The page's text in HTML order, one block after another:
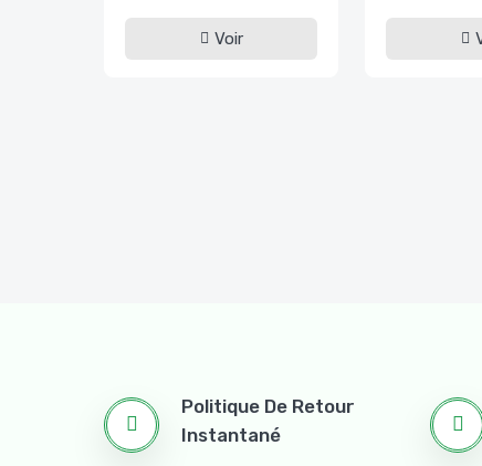
Voir
Politique De Retour
Instantané